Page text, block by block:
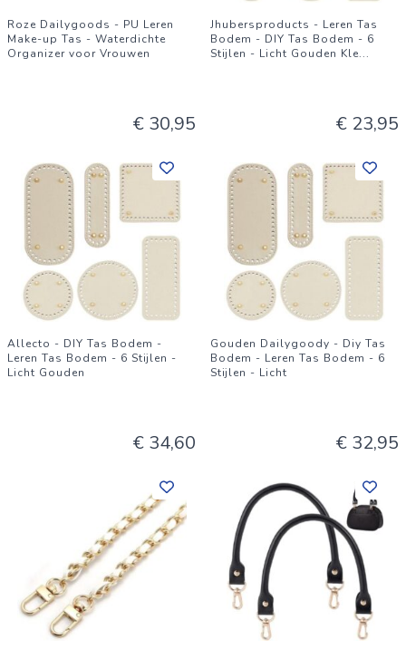
Roze Dailygoods - PU Leren
Make-up Tas - Waterdichte
Organizer voor Vrouwen
€ 30,95
Jhubersproducts - Leren Tas
Bodem - DIY Tas Bodem - 6
Stijlen - Licht Gouden Kle...
€ 23,95
Allecto - DIY Tas Bodem -
Leren Tas Bodem - 6 Stijlen -
Licht Gouden
€ 34,60
Gouden Dailygoody - Diy Tas
Bodem - Leren Tas Bodem - 6
Stijlen - Licht
€ 32,95